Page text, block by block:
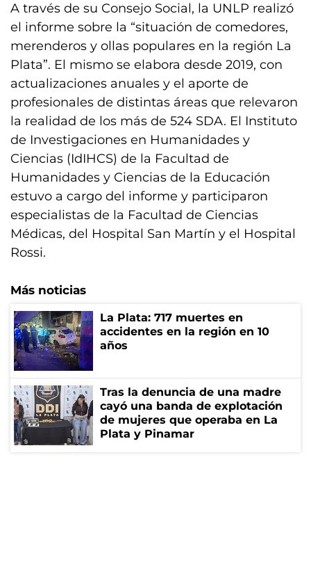
A través de su Consejo Social, la UNLP realizó
el informe sobre la “situación de comedores,
merenderos y ollas populares en la región La
Plata”. El mismo se elabora desde 2019, con
actualizaciones anuales y el aporte de
profesionales de distintas áreas que relevaron
la realidad de los más de 524 SDA. El Instituto
de Investigaciones en Humanidades y
Ciencias (IdIHCS) de la Facultad de
Humanidades y Ciencias de la Educación
estuvo a cargo del informe y participaron
especialistas de la Facultad de Ciencias
Médicas, del Hospital San Martín y el Hospital
Rossi.
Más noticias
La Plata: 717 muertes en
accidentes en la región en 10
años
Tras la denuncia de una madre
cayó una banda de explotación
de mujeres que operaba en La
Plata y Pinamar